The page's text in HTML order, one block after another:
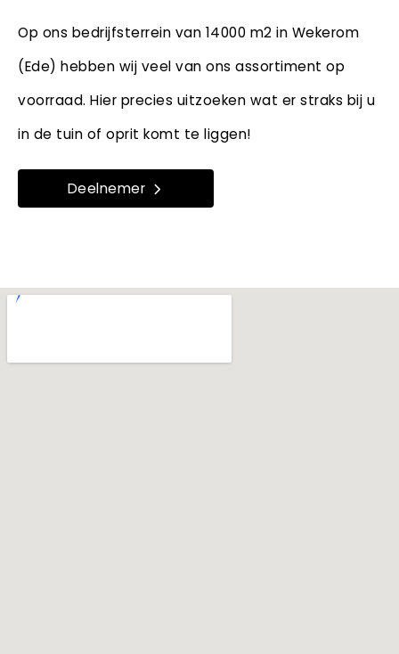
Op ons bedrijfsterrein van 14000 m2 in Wekerom
(Ede) hebben wij veel van ons assortiment op
voorraad. Hier precies uitzoeken wat er straks bij u
in de tuin of oprit komt te liggen!
Deelnemer